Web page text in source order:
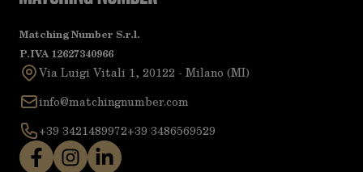
Matching Number S.r.l.
P.IVA 12627340966
Via Luigi Vitali 1, 20122 - Milano (MI)
info@matchingnumber.com
+39 3421489972+39 3486569529